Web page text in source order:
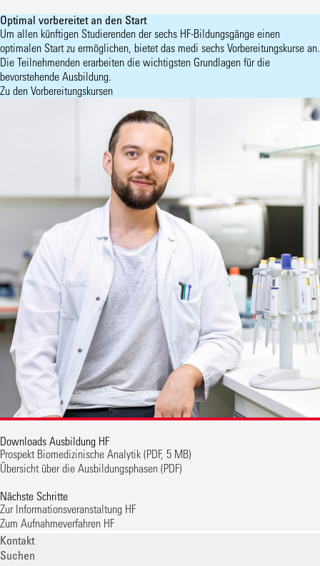
Optimal vorbereitet an den Start
Um allen künftigen Studierenden der sechs HF-Bildungsgänge einen
optimalen Start zu ermöglichen, bietet das medi sechs Vorbereitungskurse an.
Die Teilnehmenden erarbeiten die wichtigsten Grundlagen für die
bevorstehende Ausbildung.
Zu den Vorbereitungskursen
Downloads Ausbildung HF
Prospekt Biomedizinische Analytik (PDF, 5 MB)
Übersicht über die Ausbildungsphasen (PDF)
Nächste Schritte
Zur Informationsveranstaltung HF
Zum Aufnahmeverfahren HF
Kontakt
Suchen